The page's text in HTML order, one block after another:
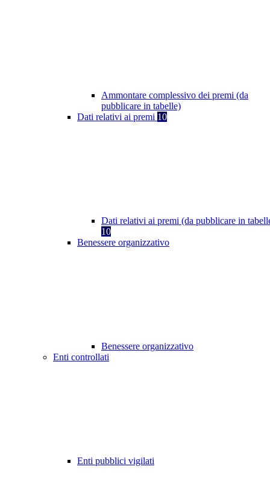
Ammontare complessivo dei premi (da
pubblicare in tabelle)
Dati relativi ai premi 10
Dati relativi ai premi (da pubblicare in
10
Benessere organizzativo
Benessere organizzativo
Enti controllati
Enti pubblici vigilati